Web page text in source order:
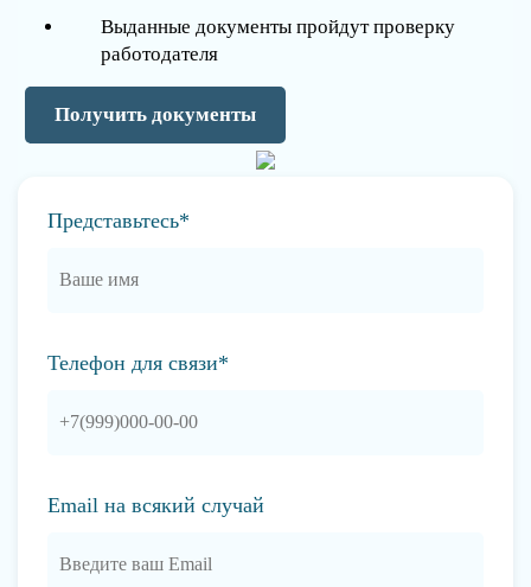
Выданные документы пройдут проверку
работодателя
Получить документы
Представьтесь*
Телефон для связи*
Email на всякий случай